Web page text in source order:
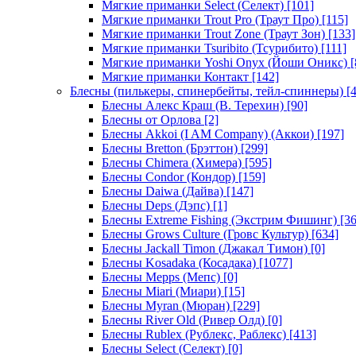
Мягкие приманки Select (Селект) [101]
Мягкие приманки Trout Pro (Траут Про) [115]
Мягкие приманки Trout Zone (Траут Зон) [133]
Мягкие приманки Tsuribito (Тсурибито) [111]
Мягкие приманки Yoshi Onyx (Йоши Оникс)
Мягкие приманки Контакт [142]
Блесны (пилькеры, спинербейты, тейл-спиннеры)
Блесны Алекс Краш (В. Терехин) [90]
Блесны от Орлова [2]
Блесны Akkoi (I AM Company) (Аккои) [197]
Блесны Bretton (Брэттон) [299]
Блесны Chimera (Химера) [595]
Блесны Condor (Кондор) [159]
Блесны Daiwa (Дайва) [147]
Блесны Deps (Дэпс) [1]
Блесны Extreme Fishing (Экстрим Фишинг)
Блесны Grows Culture (Гровс Культур) [634]
Блесны Jackall Timon (Джакал Тимон) [0]
Блесны Kosadaka (Косадака) [1077]
Блесны Mepps (Мепс) [0]
Блесны Miari (Миари) [15]
Блесны Myran (Мюран) [229]
Блесны River Old (Ривер Олд) [0]
Блесны Rublex (Рублекс, Раблекс) [413]
Блесны Select (Селект) [0]